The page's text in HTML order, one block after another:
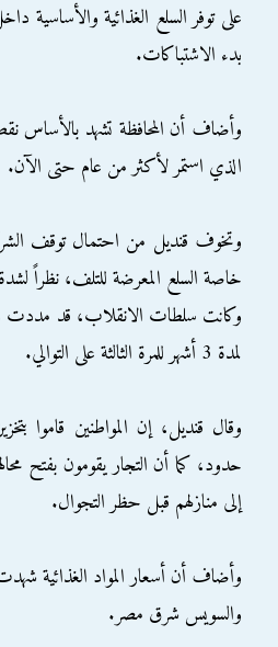
على توفر السلع الغذائية
بدء الاشتباكات.
وأضاف أن المحافظة تشهد بالأساس
الذي استمر لأكثر من عام حتى الآن.
وتخوف قنديل من احتمال توقف
خاصة السلع المعرضة للتلف، نظراً
وكانت سلطات الانقلاب، قد مددت
لمدة 3 أشهر للمرة الثالثة على التوالي.
وقال قنديل، إن المواطنين قاموا
إلى منازلهم قبل حظر التجوال.
والسويس شرق مصر.